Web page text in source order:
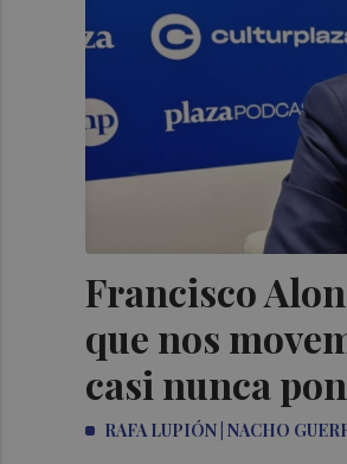
Francisco
que nos
casi nunca
RAFA LUPIÓN | NACHO